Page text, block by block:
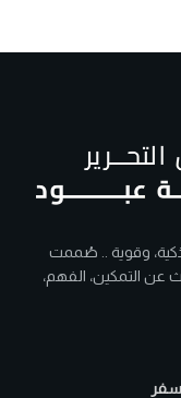
ذكية، وقوية .. صُممت
عن التمكين، الفهم،